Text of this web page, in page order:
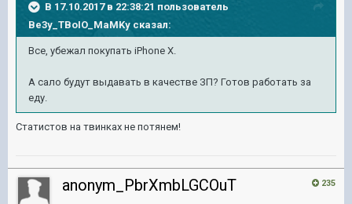
В 17.10.2017 в 22:38:21 пользователь
Be3y_TBoIO_MaMKy сказал:
Все, убежал покупать iPhone X.
А сало будут выдавать в качестве ЗП? Готов работать за
еду.
Статистов на твинках не потянем!
235
anonym_PbrXmbLGCOuT